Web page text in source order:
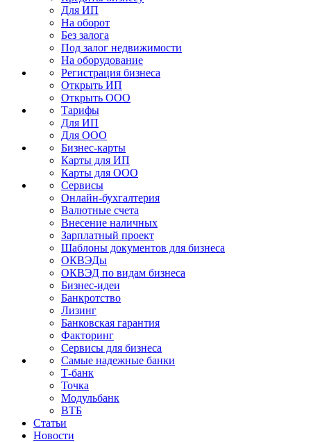
Для ИП
На оборот
Без залога
Под залог недвижимости
На оборудование
Регистрация бизнеса
Открыть ИП
Открыть ООО
Тарифы
Для ИП
Для ООО
Бизнес-карты
Карты для ИП
Карты для ООО
Сервисы
Онлайн-бухгалтерия
Валютные счета
Внесение наличных
Зарплатный проект
Шаблоны документов для бизнеса
ОКВЭДы
ОКВЭД по видам бизнеса
Бизнес-идеи
Банкротство
Лизинг
Банковская гарантия
Факторинг
Сервисы для бизнеса
Самые надежные банки
Т-банк
Точка
Модульбанк
ВТБ
Статьи
Новости